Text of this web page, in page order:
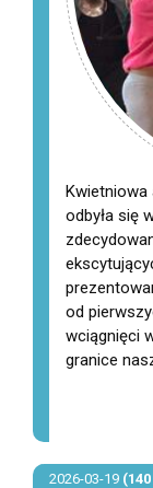
Kwietniowa
odbyła się
od
wciągnięci
granice
2026-03-19